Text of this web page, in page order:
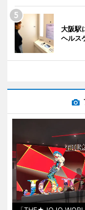
大阪駅
ヘルス